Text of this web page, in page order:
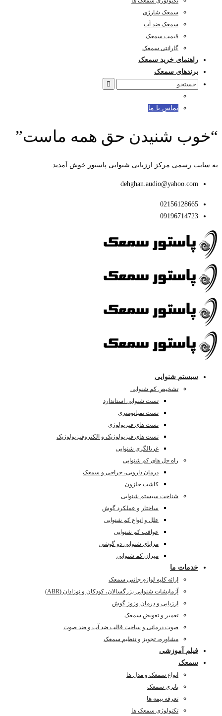
سمعک شارژی
سمعک ضد آب
قیمت سمعک
گارانتی سمعک
راهنمای خرید سمعک
برندهای سمعک
Search
تماس با ما
“خوب شنیدن حق همه ماست”
به سایت رسمی مرکز ارزیابی شنوایی پاستور خوش آمدید.
dehghan.audio@yahoo.com
02156128665
09196714723
سیستم شنوایی
تشخیص کم شنوایی
تست شنوایی استاندارد
تست تمپانومتری
تست های فیزیولوژی
تست های فیزیولوژیک و الکتروفیزیولوژیک
غربالگری شنوایی
راه حل های کم شنوایی
درمان دارویی، جراحی و سمعک
کاشت حلزون
شناخت سیستم شنوایی
ساختار و عملکرد گوش
علل و انواع کم شنوایی
عواقب کم شنوایی
مزایای شنوایی دو گوشی
میزان کم شنوایی
خدمات ما
ارائه کلیه لوازم جانبی سمعک
آزمایشات شنوایی بزرگسالان، کودکان و نوزادان (ABR)
ارزیابی و درمان وزوز گوش
تعمیر و تعویض سمعک
صوت درمانی و ساخت قالب ضد آب و ضد صوت
مشاوره، تجویز و تنظیم سمعک
فیلم آموزشی
سمعک
انواع سمعک و مدل ها
باتری سمعک
تعرفه بیمه ها
تکنولوژی سمعک ها